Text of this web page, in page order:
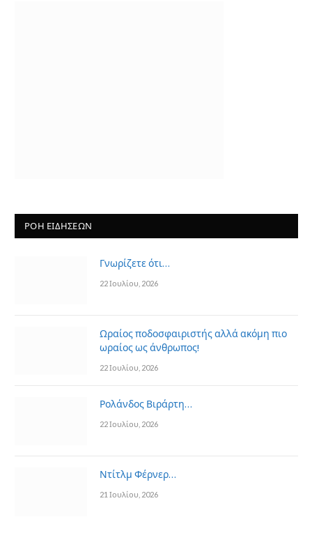
ΡΟΗ ΕΙΔΗΣΕΩΝ
Γνωρίζετε ότι…
22 Ιουλίου, 2026
Ωραίος ποδοσφαιριστής αλλά ακόμη πιο
ωραίος ως άνθρωπος!
22 Ιουλίου, 2026
Ρολάνδος Βιράρτη…
22 Ιουλίου, 2026
Ντίτλμ Φέρνερ…
21 Ιουλίου, 2026